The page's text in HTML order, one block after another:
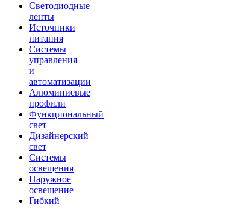
Светодиодные
ленты
Источники
питания
Системы
управления
и
автоматизации
Алюминиевые
профили
Функциональный
свет
Дизайнерский
свет
Системы
освещения
Наружное
освещение
Гибкий